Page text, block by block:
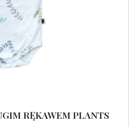
RĘKAWEM PLANTS